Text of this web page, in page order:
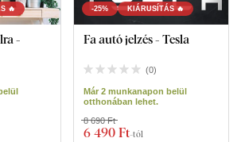
🔥
-
-25% KIÁRUSÍTÁS 🔥
Fa autó jelzés - Tesla
(0)
Már 2 munkanapon belül
otthonában lehet.
6 490 Ft-tól
8 690 Ft